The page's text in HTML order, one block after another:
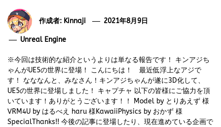
作成者: Kinnaji 2021年8月9日
Unreal Engine
※今回は技術的な紹介というよりは単なる報告です！ キンアジち
ゃんがUE5の世界に登場！ こんにちは！ 最近低浮上なアジで
す！ なななんと、みなさん！キンアジちゃんが遂に3D化して、
UE5の世界に登場しました！ キャプチャ 以下の皆様にご協力を頂
いています！ありがとうございます！！ Model by とりあえず 様
VRM4U by はるべえ haru 様KawaiiPhysics by おかず 様
SpecialThanks!! 今後の記事に登場したり、現在進めている企画で